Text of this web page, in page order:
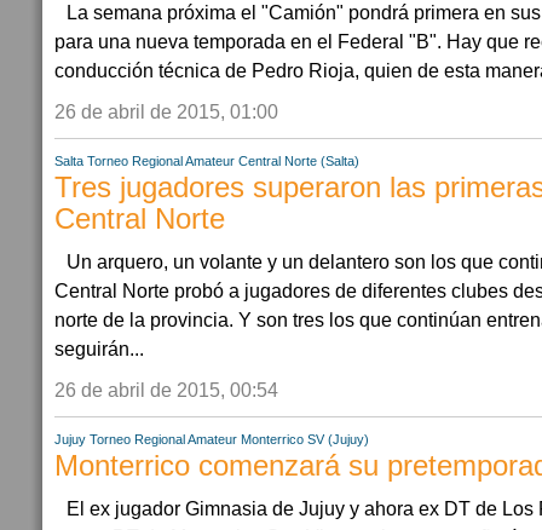
La semana próxima el "Camión" pondrá primera en
para una nueva temporada en el Federal "B". Hay que
conducción técnica de Pedro Rioja, quien de esta
26 de abril de 2015, 01:00
Salta Torneo Regional Amateur Central Norte (Salta)
Tres jugadores superaron las
Central Norte
Un arquero, un volante y un delantero son los que
Central Norte probó a jugadores de diferentes clubes
norte de la provincia. Y son tres los que continúan
seguirán...
26 de abril de 2015, 00:54
Jujuy Torneo Regional Amateur Monterrico SV (Jujuy)
Monterrico comenzará su
El ex jugador Gimnasia de Jujuy y ahora ex DT de